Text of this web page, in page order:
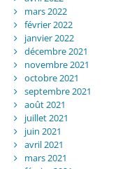
mars 2022
février 2022
janvier 2022
décembre 2021
novembre 2021
octobre 2021
septembre 2021
août 2021
juillet 2021
juin 2021
avril 2021
mars 2021